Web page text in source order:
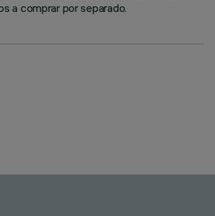
a comprar por separado.